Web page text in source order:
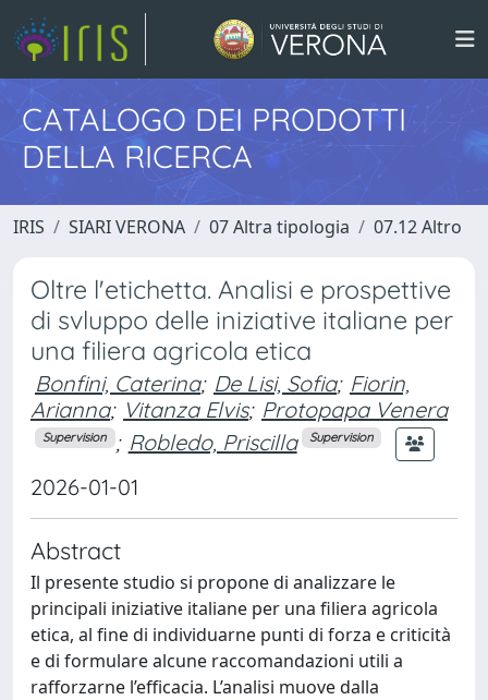
CATALOGO DEI PRODOTTI
DELLA RICERCA
IRIS SIARI VERONA 07 Altra tipologia 07.12 Altro
Oltre l'etichetta. Analisi e prospettive
di svluppo delle iniziative italiane per
una filiera agricola etica
Bonfini, Caterina; De Lisi, Sofia; Fiorin,
Arianna; Vitanza Elvis; Protopapa Venera
Supervision ; Robledo, Priscilla Supervision
2026-01-01
Abstract
Il presente studio si propone di analizzare le
principali iniziative italiane per una filiera agricola
etica, al fine di individuarne punti di forza e criticità
e di formulare alcune raccomandazioni utili a
rafforzarne l’efficacia. L’analisi muove dalla